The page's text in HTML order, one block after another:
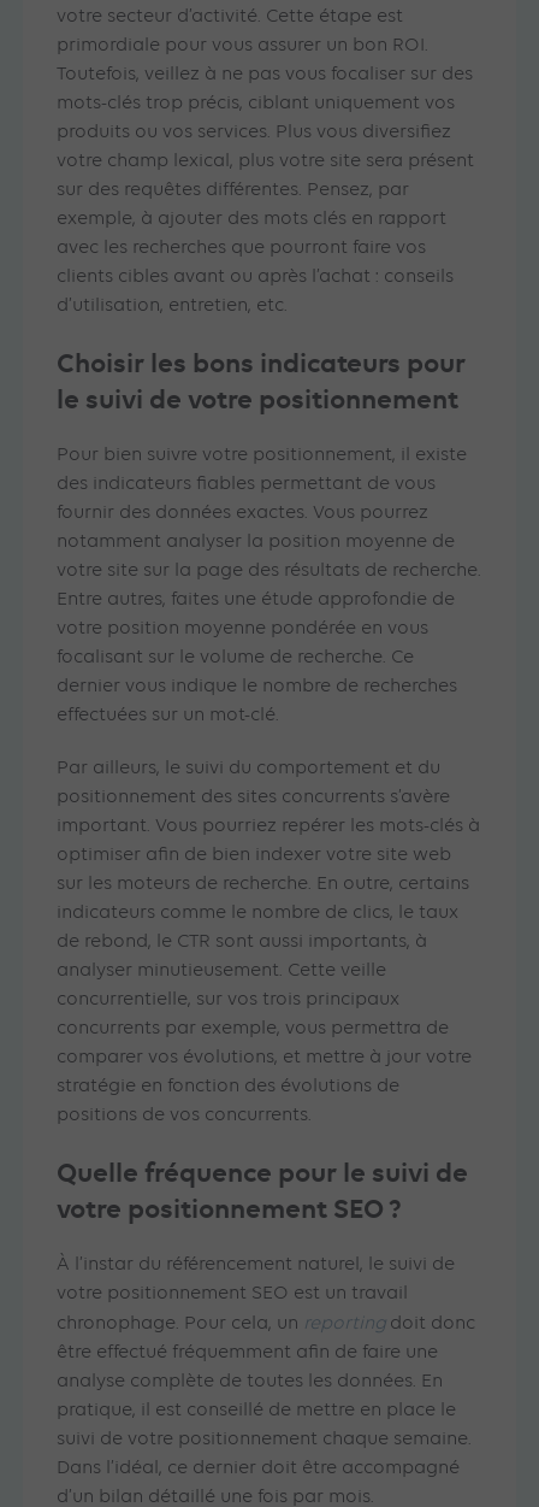
votre secteur d’activité. Cette étape est
primordiale pour vous assurer un bon ROI.
Toutefois, veillez à ne pas vous focaliser sur des
mots-clés trop précis, ciblant uniquement vos
produits ou vos services. Plus vous diversifiez
votre champ lexical, plus votre site sera présent
sur des requêtes différentes. Pensez, par
exemple, à ajouter des mots clés en rapport
avec les recherches que pourront faire vos
clients cibles avant ou après l’achat : conseils
d’utilisation, entretien, etc.
Choisir les bons indicateurs pour
le suivi de votre positionnement
Pour bien suivre votre positionnement, il existe
des indicateurs fiables permettant de vous
fournir des données exactes. Vous pourrez
notamment analyser la position moyenne de
votre site sur la page des résultats de recherche.
Entre autres, faites une étude approfondie de
votre position moyenne pondérée en vous
focalisant sur le volume de recherche. Ce
dernier vous indique le nombre de recherches
effectuées sur un mot-clé.
Par ailleurs, le suivi du comportement et du
positionnement des sites concurrents s’avère
important. Vous pourriez repérer les mots-clés à
optimiser afin de bien indexer votre site web
sur les moteurs de recherche. En outre, certains
indicateurs comme le nombre de clics, le taux
de rebond, le CTR sont aussi importants, à
analyser minutieusement. Cette veille
concurrentielle, sur vos trois principaux
concurrents par exemple, vous permettra de
comparer vos évolutions, et mettre à jour votre
stratégie en fonction des évolutions de
positions de vos concurrents.
Quelle fréquence pour le suivi de
votre positionnement SEO ?
À l’instar du référencement naturel, le suivi de
votre positionnement SEO est un travail
chronophage. Pour cela, un reporting doit donc
être effectué fréquemment afin de faire une
analyse complète de toutes les données. En
pratique, il est conseillé de mettre en place le
suivi de votre positionnement chaque semaine.
Dans l’idéal, ce dernier doit être accompagné
d’un bilan détaillé une fois par mois.